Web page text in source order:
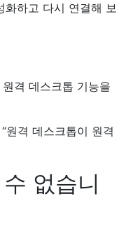
화하고 다시 연결해 보
격 데스크톱 기능을
원격 데스크톱이 원격
없습니